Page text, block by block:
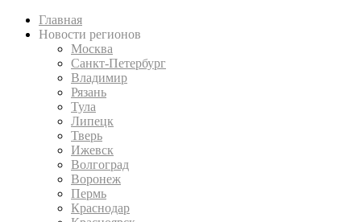
Главная
Новости регионов
Москва
Санкт-Петербург
Владимир
Рязань
Тула
Липецк
Тверь
Ижевск
Волгоград
Воронеж
Пермь
Краснодар